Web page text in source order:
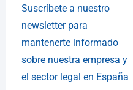
Suscríbete a nuestro
newsletter para
mantenerte informado
sobre nuestra empresa y
el sector legal en España